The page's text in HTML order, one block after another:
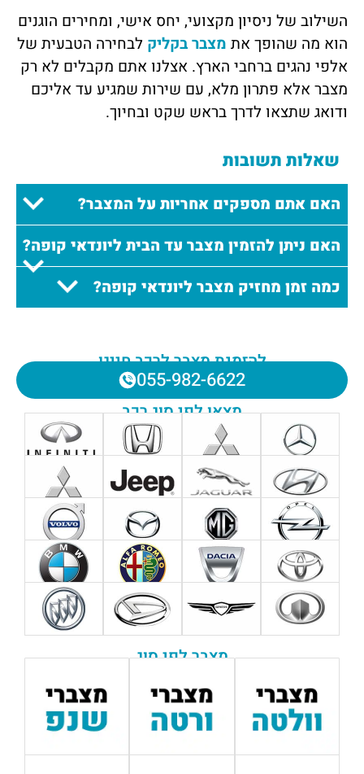
להזמנת מצבר לרכב חייגו
055-982-6622
מצאו לפי סוג רכב
מצבר לפי סוג
השילוב של ניסיון מקצועי, יחס אישי, ומחירים הוגנים
הוא מה שהופך את מצבר בקליק לבחירה הטבעית של
אלפי נהגים ברחבי הארץ. אצלנו אתם מקבלים לא רק
מצבר אלא פתרון מלא, עם שירות שמגיע עד אליכם
ודואג שתצאו לדרך בראש שקט ובחיוך.
שאלות תשובות
האם אתם מספקים אחריות על המצבר?
האם ניתן להזמין מצבר עד הבית ליונדאי קופה?
כמה זמן מחזיק מצבר ליונדאי קופה?